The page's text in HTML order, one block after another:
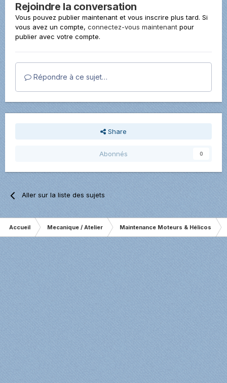
Rejoindre la conversation
Vous pouvez publier maintenant et vous inscrire plus tard. Si
vous avez un compte, connectez-vous maintenant pour
publier avec votre compte.
Répondre à ce sujet…
Share
Abonnés 0
Aller sur la liste des sujets
Accueil Mecanique / Atelier Maintenance Moteurs & Hélicos